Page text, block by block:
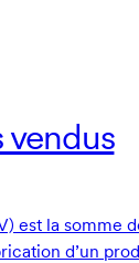
est la somme
d’un